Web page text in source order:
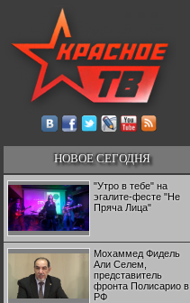
НОВОЕ СЕГОДНЯ
"Утро в тебе" на
эгалите-фесте "Не
Пряча Лица"
Мохаммед Фидель
Али Селем,
представитель
фронта Полисарио в
РФ